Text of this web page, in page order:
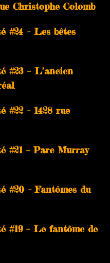
Christophe Colomb
#24 – Les bêtes
#23 – L’ancien
#22 – 1428 rue
#21 – Parc Murray
#20 – Fantômes du
#19 – Le fantôme de